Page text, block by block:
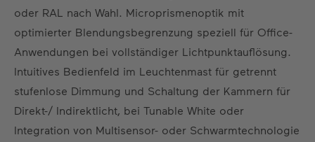
DE EN ES FR
oder RAL nach Wahl. Microprismenoptik mit
optimierter Blendungsbegrenzung speziell für Office-
Anwendungen bei vollständiger Lichtpunktauflösung.
Intuitives Bedienfeld im Leuchtenmast für getrennt
stufenlose Dimmung und Schaltung der Kammern für
Direkt-/ Indirektlicht, bei Tunable White oder
Integration von Multisensor- oder Schwarmtechnologie